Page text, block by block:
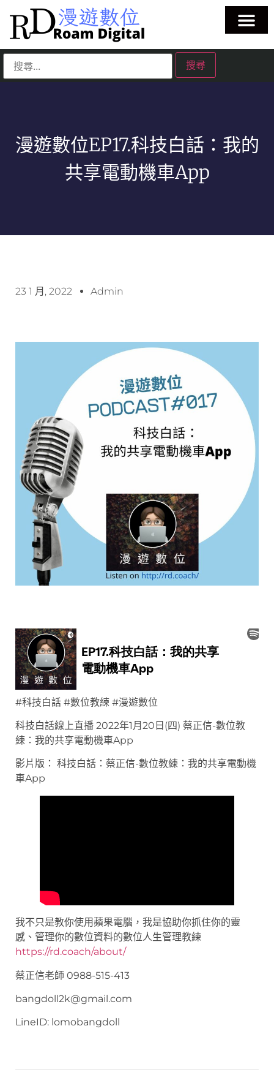
漫遊數位EP17.科技白話：我的
共享電動機車App
23 1 月, 2022 Admin
#科技白話 #數位教練 #漫遊數位
科技白話線上直播 2022年1月20日(四) 蔡正信-數位教
練：我的共享電動機車App
影片版： 科技白話：蔡正信-數位教練：我的共享電動機
車App
我不只是教你使用蘋果電腦，我是協助你抓住你的靈
感、管理你的數位資料的數位人生管理教練
https://rd.coach/about/
蔡正信老師 0988-515-413
bangdoll2k@gmail.com
LineID: lomobangdoll